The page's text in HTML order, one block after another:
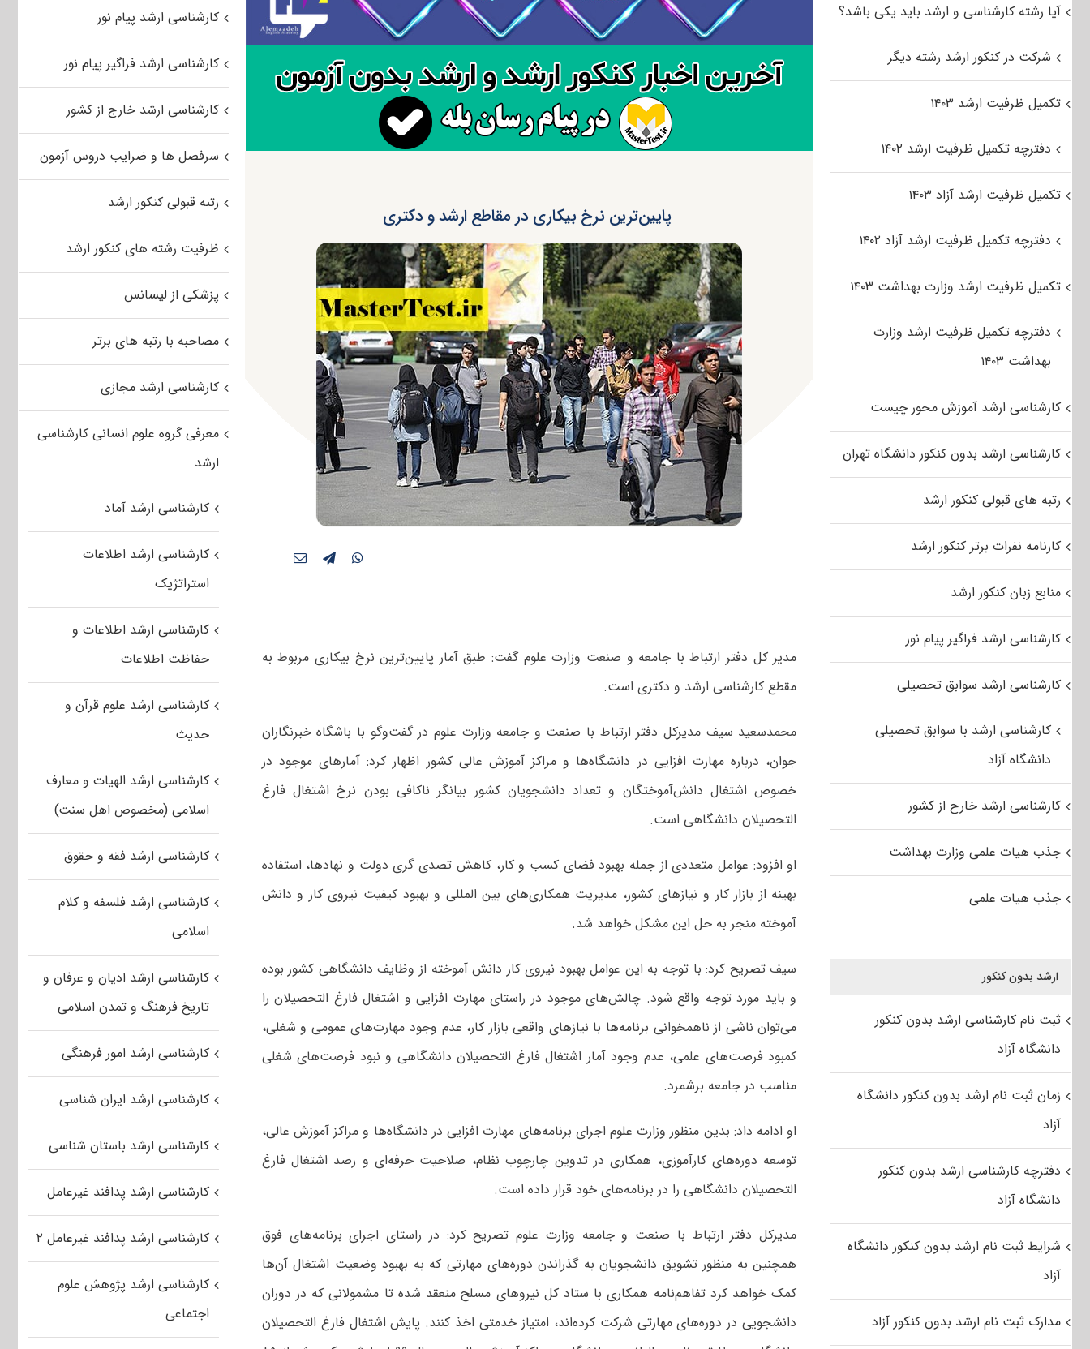
پایین‌ترین نرخ بیکاری در مقاطع ارشد و دکتری
مدیر کل دفتر ارتباط با جامعه و صنعت وزارت علوم گفت: طبق آمار پایین‌ترین نرخ بیکاری مربوط به
مقطع کارشناسی ارشد و دکتری است.
محمدسعید سیف مدیرکل دفتر ارتباط با صنعت و جامعه وزارت علوم در گفت‌وگو با باشگاه خبرنگاران
جوان، درباره مهارت افزایی در دانشگاه‌ها و مراکز آموزش عالی کشور اظهار کرد: آمار‌های موجود در
خصوص اشتغال دانش‌آموختگان و تعداد دانشجویان کشور بیانگر ناکافی بودن نرخ اشتغال فارغ
التحصیلان دانشگاهی است.
او افزود: عوامل متعددی از جمله بهبود فضای کسب و کار، کاهش تصدی گری دولت و نهادها، استفاده
بهینه از بازار کار و نیاز‌های کشور، مدیریت همکاری‌های بین المللی و بهبود کیفیت نیروی کار و دانش
آموخته منجر به حل این مشکل خواهد شد.
سیف تصریح کرد: با توجه به این عوامل بهبود نیروی کار دانش آموخته از وظایف دانشگاهی کشور بوده
و باید مورد توجه واقع شود. چالش‌های موجود در راستای مهارت افزایی و اشتغال فارغ التحصیلان را
می‌توان ناشی از ناهمخوانی برنامه‌ها با نیاز‌های واقعی بازار کار، عدم وجود مهارت‌های عمومی و شغلی،
کمبود فرصت‌های علمی، عدم وجود آمار اشتغال فارغ التحصیلان دانشگاهی و نبود فرصت‌های شغلی
مناسب در جامعه برشمرد.
او ادامه داد: بدین منظور وزارت علوم اجرای برنامه‌های مهارت افزایی در دانشگاه‌ها و مراکز آموزش عالی،
توسعه دوره‌های کارآموزی، همکاری در تدوین چارچوب نظام، صلاحیت حرفه‌ای و رصد اشتغال فارغ
التحصیلان دانشگاهی را در برنامه‌های خود قرار داده است.
مدیرکل دفتر ارتباط با صنعت و جامعه وزارت علوم تصریح کرد: در راستای اجرای برنامه‌های فوق
همچنین به منظور تشویق دانشجویان به گذراندن دوره‌های مهارتی که به بهبود وضعیت اشتغال آن‌ها
کمک خواهد کرد تفاهم‌نامه همکاری با ستاد کل نیرو‌های مسلح منعقد شده تا مشمولانی که در دوران
دانشجویی در دوره‌های مهارتی شرکت کرده‌اند، امتیاز خدمتی اخذ کنند. پایش اشتغال فارغ التحصیلان
کارشناسی ارشد پیام نور
کارشناسی ارشد فراگیر پیام نور
کارشناسی ارشد خارج از کشور
سرفصل ها و ضرایب دروس آزمون
رتبه قبولی کنکور ارشد
ظرفیت رشته های کنکور ارشد
پزشکی از لیسانس
مصاحبه با رتبه های برتر
کارشناسی ارشد مجازی
معرفی گروه علوم انسانی کارشناسی
ارشد
کارشناسی ارشد آماد
کارشناسی ارشد اطلاعات
استراتژیک
کارشناسی ارشد اطلاعات و
حفاظت اطلاعات
کارشناسی ارشد علوم قرآن و
حدیث
کارشناسی ارشد الهیات و معارف
اسلامی (مخصوص اهل سنت)
کارشناسی ارشد فقه و حقوق
کارشناسی ارشد فلسفه و کلام
اسلامی
کارشناسی ارشد ادیان و عرفان و
تاریخ فرهنگ و تمدن اسلامی
کارشناسی ارشد امور فرهنگی
کارشناسی ارشد ایران شناسی
کارشناسی ارشد باستان شناسی
کارشناسی ارشد پدافند غیرعامل
کارشناسی ارشد پدافند غیرعامل ۲
کارشناسی ارشد پژوهش علوم
اجتماعی
آیا رشته کارشناسی و ارشد باید یکی باشد؟
شرکت در کنکور ارشد رشته دیگر
تکمیل ظرفیت ارشد ۱۴۰۳
دفترچه تکمیل ظرفیت ارشد ۱۴۰۲
تکمیل ظرفیت ارشد آزاد ۱۴۰۳
دفترچه تکمیل ظرفیت ارشد آزاد ۱۴۰۲
تکمیل ظرفیت ارشد وزارت بهداشت ۱۴۰۳
دفترچه تکمیل ظرفیت ارشد وزارت
بهداشت ۱۴۰۳
کارشناسی ارشد آموزش محور چیست
کارشناسی ارشد بدون کنکور دانشگاه تهران
رتبه های قبولی کنکور ارشد
کارنامه نفرات برتر کنکور ارشد
منابع زبان کنکور ارشد
کارشناسی ارشد فراگیر پیام نور
کارشناسی ارشد سوابق تحصیلی
کارشناسی ارشد با سوابق تحصیلی
دانشگاه آزاد
کارشناسی ارشد خارج از کشور
جذب هیات علمی وزارت بهداشت
جذب هیات علمی
ارشد بدون کنکور
ثبت نام کارشناسی ارشد بدون کنکور
دانشگاه آزاد
زمان ثبت نام ارشد بدون کنکور دانشگاه
آزاد
دفترچه کارشناسی ارشد بدون کنکور
دانشگاه آزاد
شرایط ثبت نام ارشد بدون کنکور دانشگاه
آزاد
مدارک ثبت نام ارشد بدون کنکور آزاد